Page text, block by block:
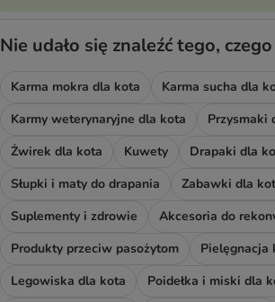
Nie udało się znaleźć tego,
Karma mokra dla kota
Karma sucha dla
Karmy weterynaryjne dla kota
Przysmaki
Żwirek dla kota
Kuwety
Drapaki dla
Słupki i maty do drapania
Zabawki dla
Suplementy i zdrowie
Produkty przeciw pasożytom
Pielęgnacja
Legowiska dla kota
Poidełka i miski dla